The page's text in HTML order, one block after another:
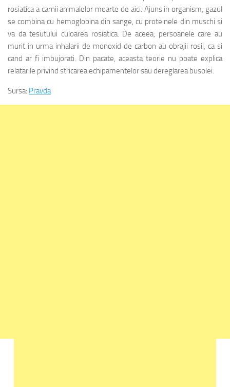
rosiatica a carnii animalelor moarte de aici. Ajuns in organism, gazul
se combina cu hemoglobina din sange, cu proteinele din muschi si
va da tesutului culoarea rosiatica. De aceea, persoanele care au
murit in urma inhalarii de monoxid de carbon au obrajii rosii, ca si
cand ar fi imbujorati. Din pacate, aceasta teorie nu poate explica
relatarile privind stricarea echipamentelor sau dereglarea busolei.
Sursa: Pravda